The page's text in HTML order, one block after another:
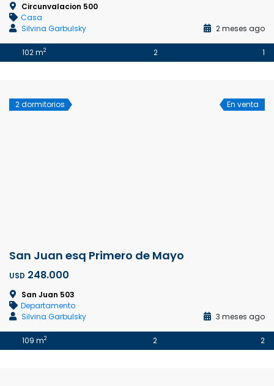
Circunvalacion 500
Casa
Silvina Garbulsky
2 meses ago
102 m2 2 1
2 dormitorios En venta
San Juan esq Primero de Mayo
USD 248.000
San Juan 503
Departamento
Silvina Garbulsky
3 meses ago
109 m2 2 2